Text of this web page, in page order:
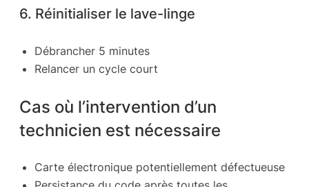
6. Réinitialiser le lave-linge
Débrancher 5 minutes
Relancer un cycle court
Cas où l’intervention d’un
technicien est nécessaire
Carte électronique potentiellement défectueuse